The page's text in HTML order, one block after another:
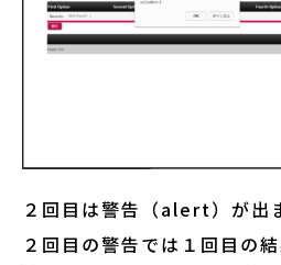
２回目は警告（alert）が出
２回目の警告では１回目の結